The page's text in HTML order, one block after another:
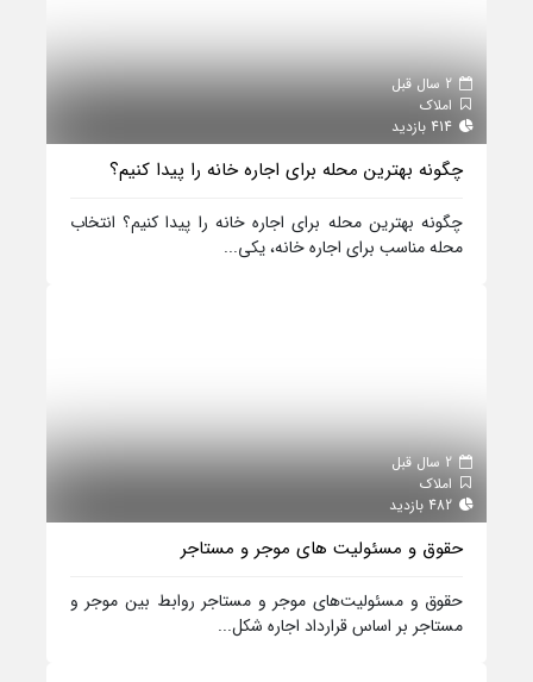
املاک
چگونه بهترین محله برای اجاره خانه را پیدا کنیم؟
چگونه بهترین محله برای اجاره خانه را پیدا کنیم؟ انتخاب
محله مناسب برای اجاره خانه، یکی...
املاک
حقوق و مسئولیت‌ های موجر و مستاجر
حقوق و مسئولیت‌های موجر و مستاجر روابط بین موجر و
مستاجر بر اساس قرارداد اجاره شکل...